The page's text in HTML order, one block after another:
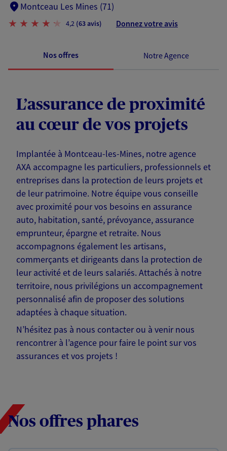
Montceau Les Mines (71)
4,2 (63 avis) Donnez votre avis
Nos offres Notre Agence
L’assurance de proximité
au cœur de vos projets
Implantée à Montceau-les-Mines, notre agence
AXA accompagne les particuliers, professionnels et
entreprises dans la protection de leurs projets et
de leur patrimoine. Notre équipe vous conseille
avec proximité pour vos besoins en assurance
auto, habitation, santé, prévoyance, assurance
emprunteur, épargne et retraite. Nous
accompagnons également les artisans,
commerçants et dirigeants dans la protection de
leur activité et de leurs salariés. Attachés à notre
territoire, nous privilégions un accompagnement
personnalisé afin de proposer des solutions
adaptées à chaque situation.
N’hésitez pas à nous contacter ou à venir nous
rencontrer à l’agence pour faire le point sur vos
assurances et vos projets !
Nos offres phares